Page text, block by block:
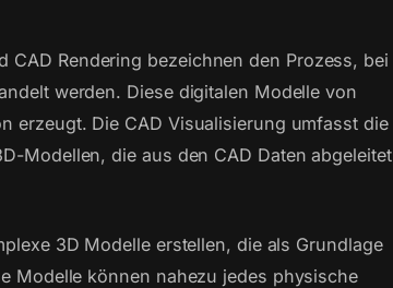
Rendering bezeichnen den Prozess, bei
werden. Diese digitalen Modelle von
erzeugt. Die CAD Visualisierung umfasst die
Modellen, die aus den CAD Daten abgeleitet
3D Modelle erstellen, die als Grundlage
Modelle können nahezu jedes physische